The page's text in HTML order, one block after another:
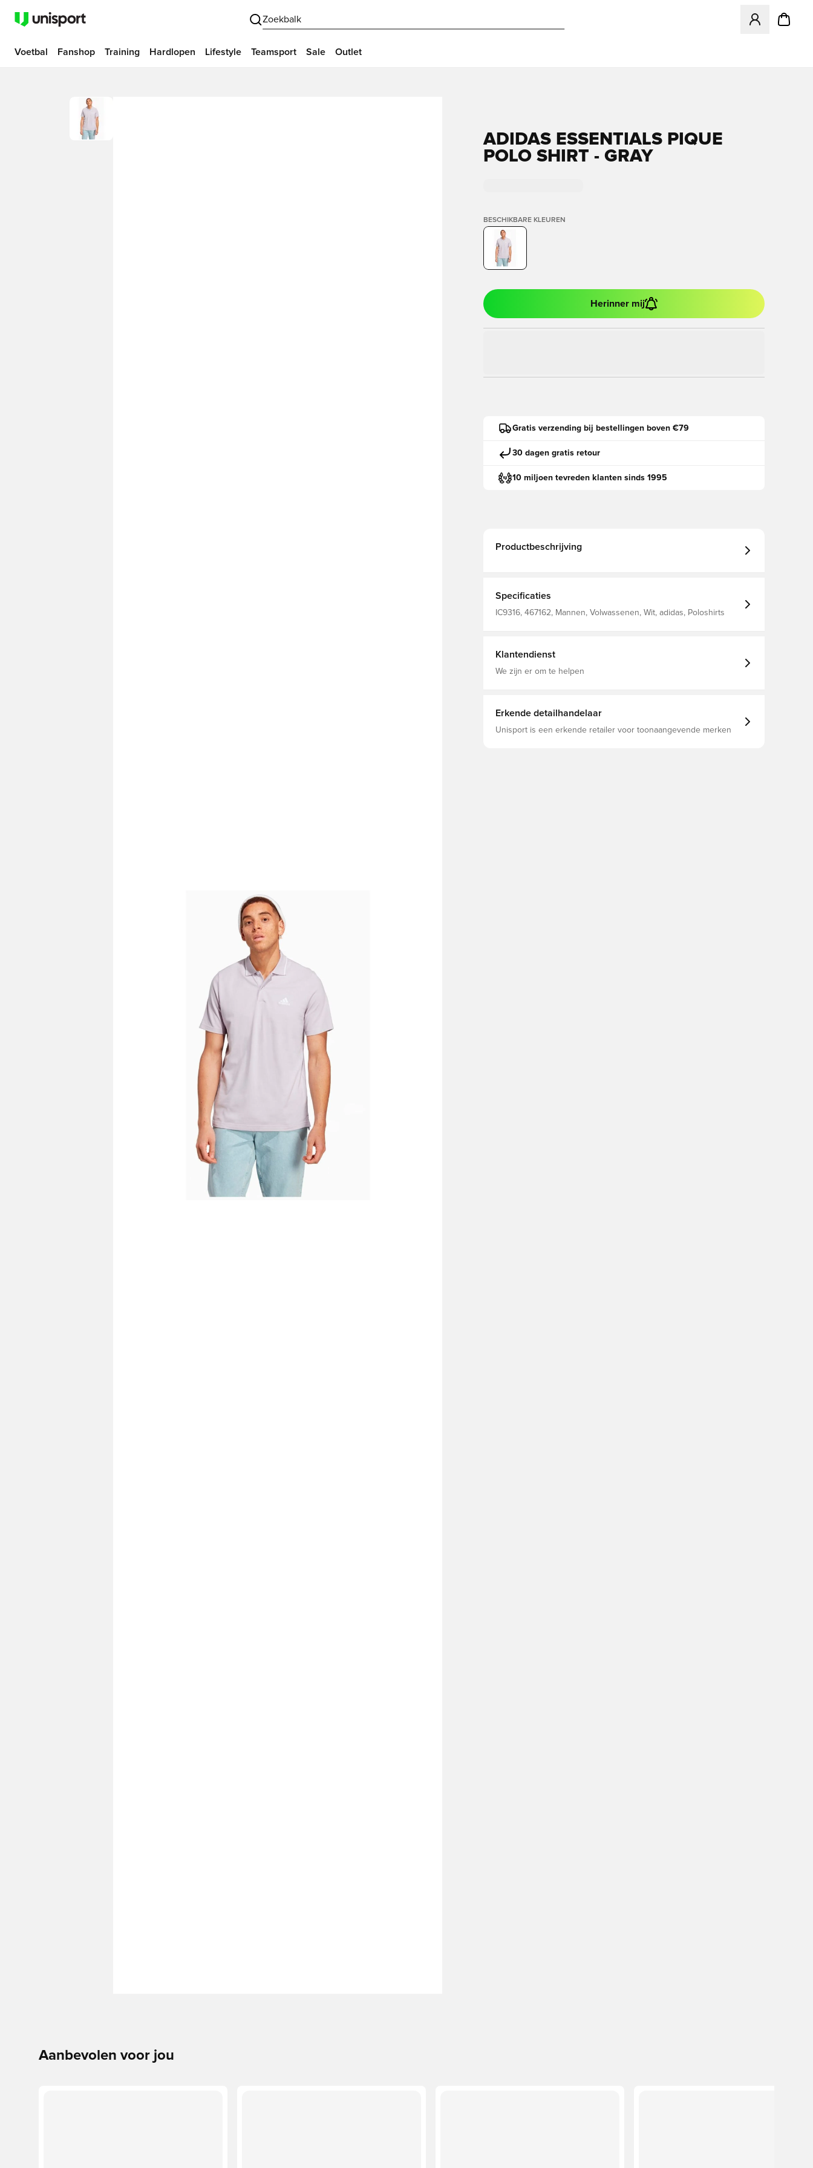
Zoekbalk
Opent een
Voetbal Fanshop Training Hardlopen Lifestyle Teamsport Sale Outlet
ADIDAS ESSENTIALS PIQUE
POLO SHIRT - GRAY
BESCHIKBARE KLEUREN
Herinner mij
Gratis verzending bij bestellingen boven €79
30 dagen gratis retour
10 miljoen tevreden klanten sinds 1995
Productbeschrijving
Specificaties
IC9316, 467162, Mannen, Volwassenen, Wit, adidas, Poloshirts
Klantendienst
We zijn er om te helpen
Erkende detailhandelaar
Unisport is een erkende retailer voor toonaangevende merken
Aanbevolen voor jou